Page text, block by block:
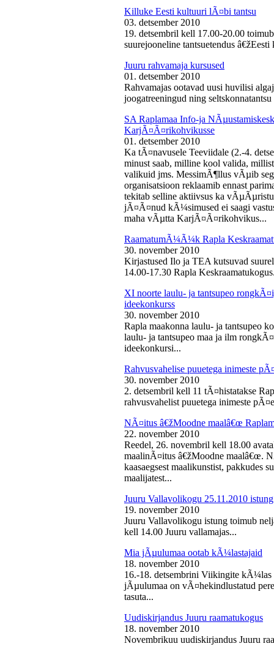
Killuke Eesti kultuuri lÃ¤bi tantsu
03. detsember 2010
19. detsembril kell 17.00-20.00
suurejooneline tantsuetendus
Juuru rahvamaja kursused
01. detsember 2010
Rahvamajas ootavad uusi huvilisi
joogatreeningud ning seltskonnatantsu
SA Raplamaa Info-ja
KarjÃ¤Ã¤rikohvikusse
01. detsember 2010
Ka tÃ¤navusele Teeviidale (2.-4.
minust saab, milline kool valida,
valikuid jms. MessimÃ¶llus vÃµib
organisatsioon reklaamib ennast
tekitab selline aktiivsus ka
jÃ¤Ã¤nud kÃ¼simused ei saagi
maha vÃµtta KarjÃ¤Ã¤rikohvikus...
RaamatumÃ¼Ã¼k Rapla
30. november 2010
Kirjastused Ilo ja TEA kutsuvad
14.00-17.30 Rapla
XI noorte laulu- ja tantsupeo
ideekonkurss
30. november 2010
Rapla maakonna laulu- ja tantsupeo
laulu- ja tantsupeo maa ja ilm
ideekonkursi...
Rahvusvahelise puuetega inimeste
30. november 2010
2. detsembril kell 11 tÃ¤histatakse
rahvusvahelist puuetega inimeste
NÃ¤itus â€žMoodne maalâ€œ
22. november 2010
Reedel, 26. novembril kell 18.00
maalinÃ¤itus â€žMoodne maalâ€œ.
kaasaegsest maalikunstist, pakkudes
maalijatest...
Juuru Vallavolikogu 25.11.2010 istung
19. november 2010
Juuru Vallavolikogu istung toimub
kell 14.00 Juuru vallamajas...
Mia jÃµulumaa ootab kÃ¼lastajaid
18. november 2010
16.-18. detsembrini Viikingite
jÃµulumaa on vÃ¤hekindlustatud
tasuta...
Uudiskirjandus Juuru raamatukogus
18. november 2010
Novembrikuu uudiskirjandus Juuru